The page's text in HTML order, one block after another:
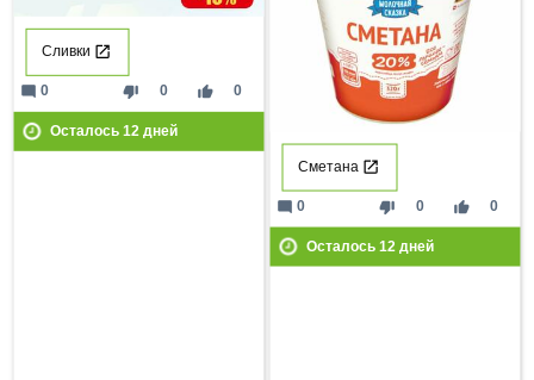
Сливки
thumb_down 0 thumb_up 0
mode_comment 0
Осталось 12 дней
Сметана
thumb_down 0 thumb_up 0
mode_comment 0
Осталось 12 дней